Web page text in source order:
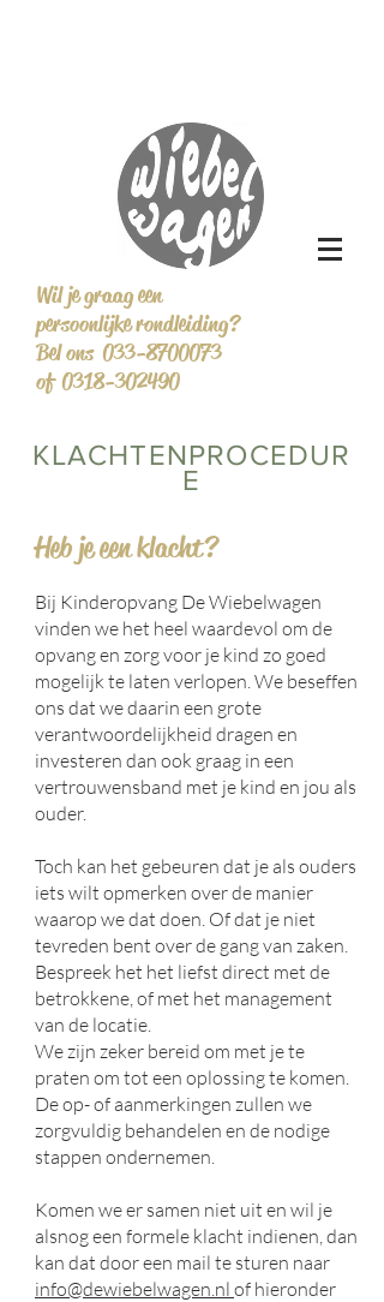
Wil je graag een
persoonlijke rondleiding?
Bel ons 033-8700073
of 0318-302490
KLACHTENPROCEDUR
E
Heb je een klacht?
Bij Kinderopvang De Wiebelwagen
vinden we het heel waardevol om de
opvang en zorg voor je kind zo goed
mogelijk te laten verlopen. We beseffen
ons dat we daarin een grote
verantwoordelijkheid dragen en
investeren dan ook graag in een
vertrouwensband met je kind en jou als
ouder.
Toch kan het gebeuren dat je als ouders
iets wilt opmerken over de manier
waarop we dat doen. Of dat je niet
tevreden bent over de gang van zaken.
Bespreek het het liefst direct met de
betrokkene, of met het management
van de locatie.
We zijn zeker bereid om met je te
praten om tot een oplossing te komen.
De op- of aanmerkingen zullen we
zorgvuldig behandelen en de nodige
stappen ondernemen.
Komen we er samen niet uit en wil je
alsnog een formele klacht indienen, dan
kan dat door een mail te sturen naar
info@dewiebelwagen.nl of hieronder